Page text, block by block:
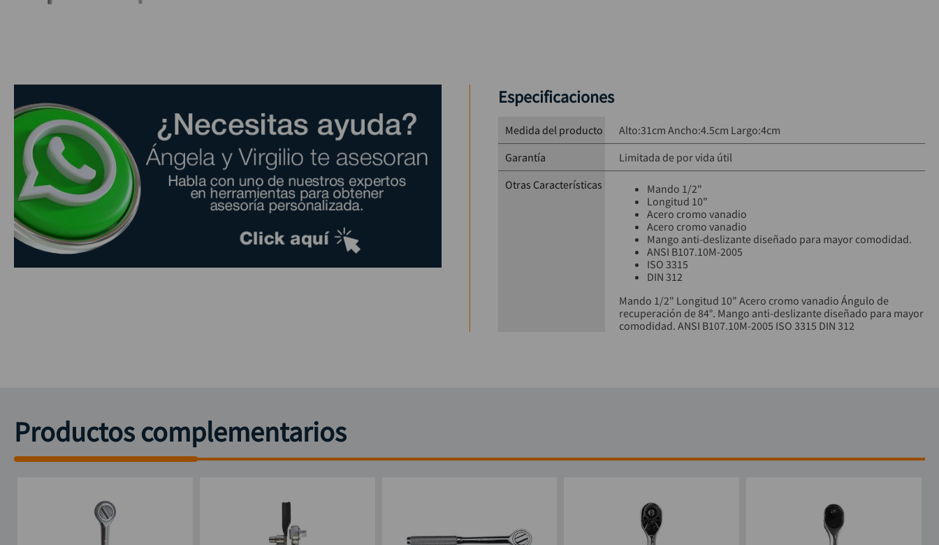
Especificaciones
Medida del producto
Alto:31cm Ancho:4.5cm Largo:4cm
Garantía
Limitada de por vida útil
Otras Características
Mando 1/2"
Longitud 10"
Acero cromo vanadio
Acero cromo vanadio
Mango anti-deslizante diseñado para mayor comodidad.
ANSI B107.10M-2005
ISO 3315
DIN 312
Mando 1/2" Longitud 10" Acero cromo vanadio Ángulo de
recuperación de 84°. Mango anti-deslizante diseñado para mayor
comodidad. ANSI B107.10M-2005 ISO 3315 DIN 312
Productos complementarios